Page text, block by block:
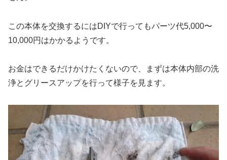
この本体を交換するにはDIYで行ってもパーツ代5,000〜
10,000円はかかるようです。
お金はできるだけかけたくないので、まずは本体内部の洗
浄とグリースアップを行って様子を見ます。